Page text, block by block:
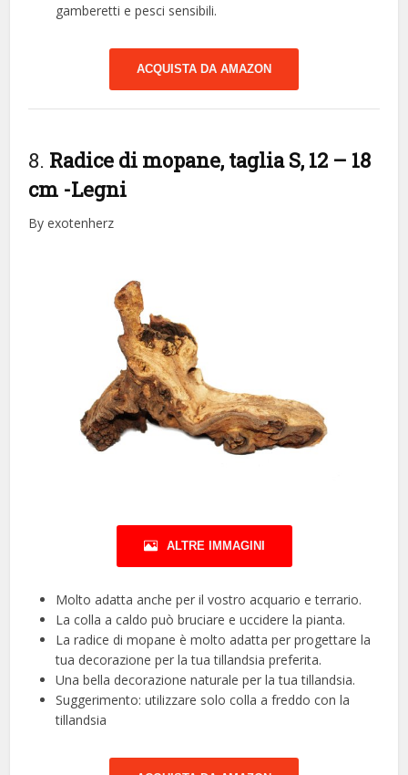
gamberetti e pesci sensibili.
ACQUISTA DA AMAZON
8. Radice di mopane, taglia S, 12 – 18
cm -Legni
By exotenherz
ALTRE IMMAGINI
Molto adatta anche per il vostro acquario e terrario.
La colla a caldo può bruciare e uccidere la pianta.
La radice di mopane è molto adatta per progettare la
tua decorazione per la tua tillandsia preferita.
Una bella decorazione naturale per la tua tillandsia.
Suggerimento: utilizzare solo colla a freddo con la
tillandsia